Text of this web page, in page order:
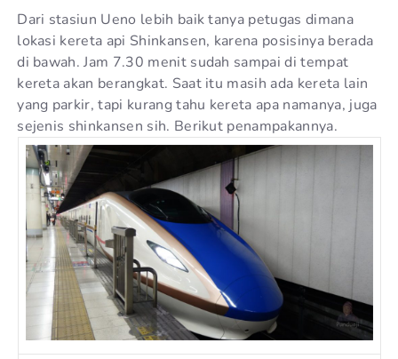
Dari stasiun Ueno lebih baik tanya petugas dimana
lokasi kereta api Shinkansen, karena posisinya berada
di bawah. Jam 7.30 menit sudah sampai di tempat
kereta akan berangkat. Saat itu masih ada kereta lain
yang parkir, tapi kurang tahu kereta apa namanya, juga
sejenis shinkansen sih. Berikut penampakannya.